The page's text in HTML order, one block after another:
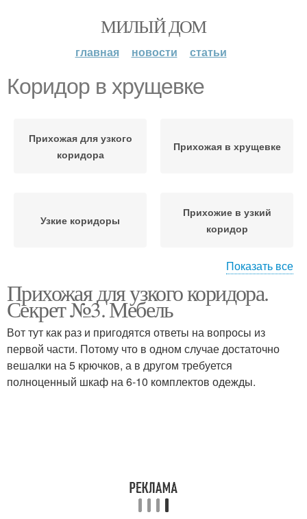
МИЛЫЙ ДОМ
главная новости статьи
Коридор в хрущевке
Прихожая для узкого
коридора
Прихожая в хрущевке
Узкие коридоры
Прихожие в узкий
коридор
маленького коридора
Узкий коридор
Ремонт в коридоре Ниша в коридоре
Показать все
Прихожая для узкого коридора.
Секрет №3. Мебель
Вот тут как раз и пригодятся ответы на вопросы из
первой части. Потому что в одном случае достаточно
вешалки на 5 крючков, а в другом требуется
полноценный шкаф на 6-10 комплектов одежды.